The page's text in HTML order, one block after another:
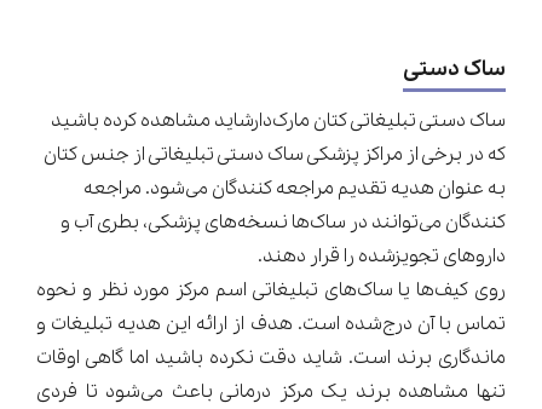
ساک دستی
ساک دستیتبلیغاتیکتان مارک‌دارشاید مشاهدهکرده باشید
که در برخیاز مراکز پزشکیساک دستیتبلیغاتیاز جنسکتان
به عنوان هدیه تقدیم مراجعهکنندگان می‌شود. مراجعه
کنندگان می‌توانند در ساک‌ها نسخه‌های پزشکی، بطریآب و
داروهای تجویزشده را قرار دهند.
روی کیف‌ها یا ساک‌های تبلیغاتی اسم مرکز مورد نظر و نحوه
تماس با آن درج‌شده است. هدف از ارائه این هدیه تبلیغات و
ماندگاری برند است. شاید دقت نکرده باشید اما گاهی اوقات
تنها مشاهده برند یک مرکز درمانی باعث می‌شود تا فردی